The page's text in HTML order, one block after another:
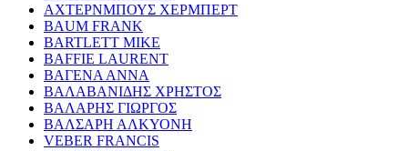
ΑΧΤΕΡΝΜΠΟΥΣ ΧΕΡΜΠΕΡΤ
BAUM FRANK
BARTLETT MIKE
BAFFIE LAURENT
ΒΑΓΕΝΑ ΑΝΝΑ
ΒΑΛΑΒΑΝΙΔΗΣ ΧΡΗΣΤΟΣ
ΒΑΛΑΡΗΣ ΓΙΩΡΓΟΣ
ΒΑΛΣΑΡΗ ΑΛΚΥΟΝΗ
VEBER FRANCIS